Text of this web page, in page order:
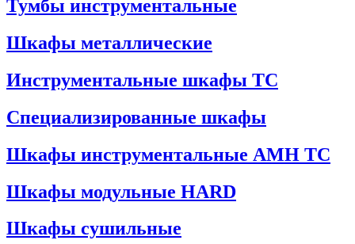
Тумбы инструментальные
Шкафы металлические
Инструментальные шкафы ТС
Специализированные шкафы
Шкафы инструментальные АМН ТС
Шкафы модульные HARD
Шкафы сушильные